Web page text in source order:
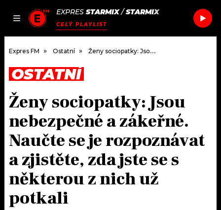
JAK
SEZNAM.CZ
EXPRES STARMIX/STARMIX
CELÝ PLAYLIST
DOMŮ
ČLÁNKY
HUDBA
ROZHOVORY
#NEBUDUDOMA
PODCASTY
JAK NALADIT
RÁDIO
APLIKACE
Expres FM Ostatní Ženy sociopatky: Jsou nebezpečné a zákeřné. Naučte se je rozpoznávat a zjistěte, zda jste se s některou z nich už potkali
OSTATNÍ
Ženy sociopatky: Jsou
nebezpečné a zákeřné.
Naučte se je rozpoznávat
a zjistěte, zda jste se s
některou z nich už
potkali